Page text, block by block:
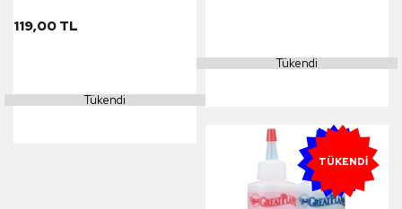
119,00 TL
Tükendi
Tükendi
YENI
TÜKENDI